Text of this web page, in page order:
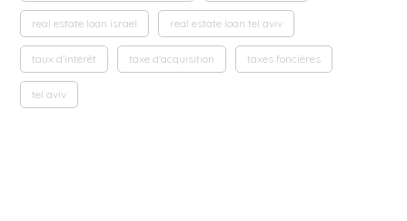
real estate loan israel real estate loan tel aviv
taux d'intérêt taxe d'acquisition taxes foncières
tel aviv